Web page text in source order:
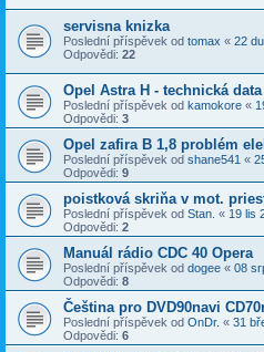
servisna knizka
Poslední příspěvek od tomax « 22
Odpovědi: 22
Opel Astra H - technická data
Poslední příspěvek od kamokore «
Odpovědi: 3
Opel zafira B 1,8 problém
Poslední příspěvek od shane541 «
Odpovědi: 9
poistková skriňa v mot.
Poslední příspěvek od Stan. « 19 lis
Odpovědi: 2
Manuál rádio CDC 40 Opera
Poslední příspěvek od dogee « 08
Odpovědi: 8
Čeština pro DVD90navi
Poslední příspěvek od OnDr. « 31
Odpovědi: 6